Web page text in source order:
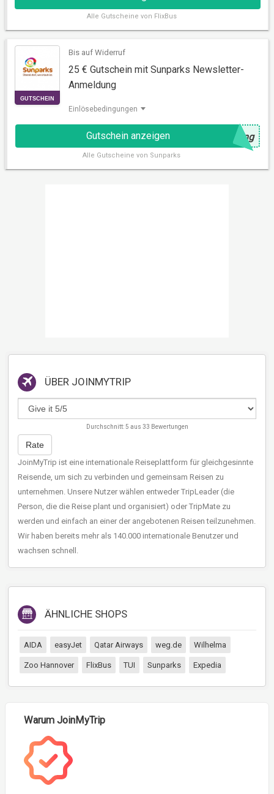
Alle Gutscheine von FlixBus
Bis auf Widerruf
25 € Gutschein mit Sunparks Newsletter-
Anmeldung
Einlösebedingungen
Gutschein anzeigen @ ung
Alle Gutscheine von Sunparks
ÜBER JOINMYTRIP
Durchschnitt:5 aus 33 Bewertungen
Rate
JoinMyTrip ist eine internationale Reiseplattform für gleichgesinnte
Reisende, um sich zu verbinden und gemeinsam Reisen zu
unternehmen. Unsere Nutzer wählen entweder TripLeader (die
Person, die die Reise plant und organisiert) oder TripMate zu
werden und einfach an einer der angebotenen Reisen teilzunehmen.
Wir haben bereits mehr als 140.000 internationale Benutzer und
wachsen schnell.
ÄHNLICHE SHOPS
AIDA easyJet Qatar Airways weg.de Wilhelma
Zoo Hannover FlixBus TUI Sunparks Expedia
Warum JoinMyTrip